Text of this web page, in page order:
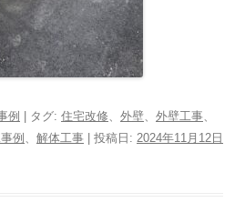
例 | タグ: 住宅改修、 外壁、 外壁工事、
例 、 解体工事 | 投稿日: 2024年11月12日